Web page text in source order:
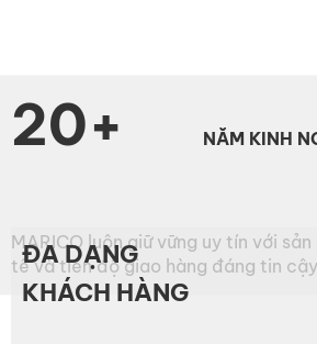
20+ NĂM KINH
MARICO luôn giữ vững uy tín với
tế và tiến độ giao hàng đáng tin
ĐA DẠNG
KHÁCH HÀNG